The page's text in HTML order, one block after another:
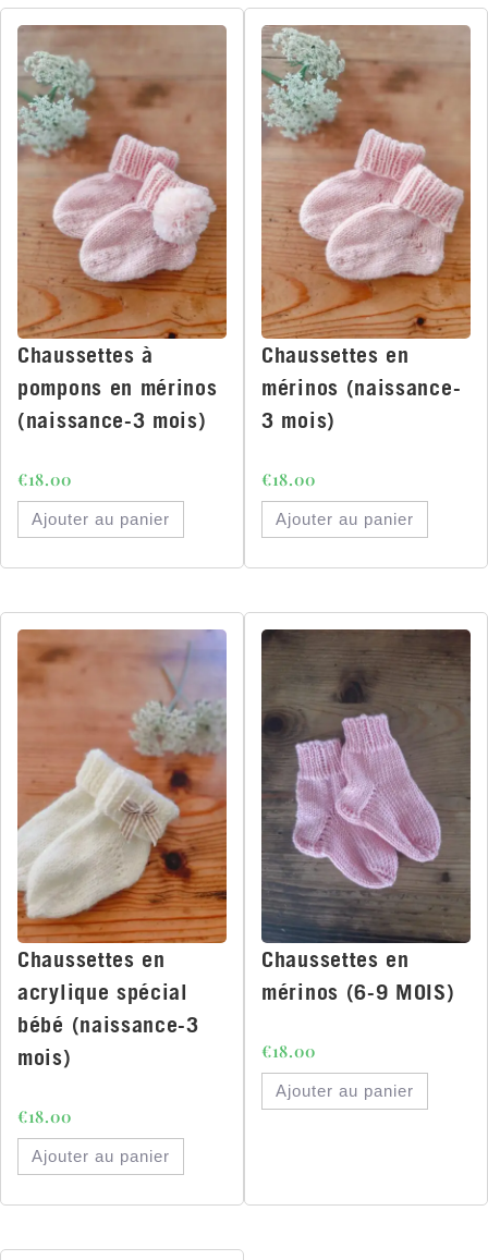
Chaussettes à
pompons en mérinos
(naissance-3 mois)
€18.00
Ajouter au panier
Chaussettes en
mérinos (naissance-
3 mois)
€18.00
Ajouter au panier
Chaussettes en
acrylique spécial
bébé (naissance-3
mois)
€18.00
Ajouter au panier
Chaussettes en
mérinos (6-9 MOIS)
€18.00
Ajouter au panier